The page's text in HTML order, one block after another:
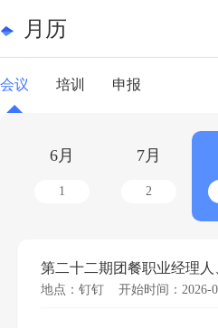
月历
会议 培训 申报
6月
1
7月
2
第二十二期团餐职业经理
地点：钉钉 开始时间：2026-